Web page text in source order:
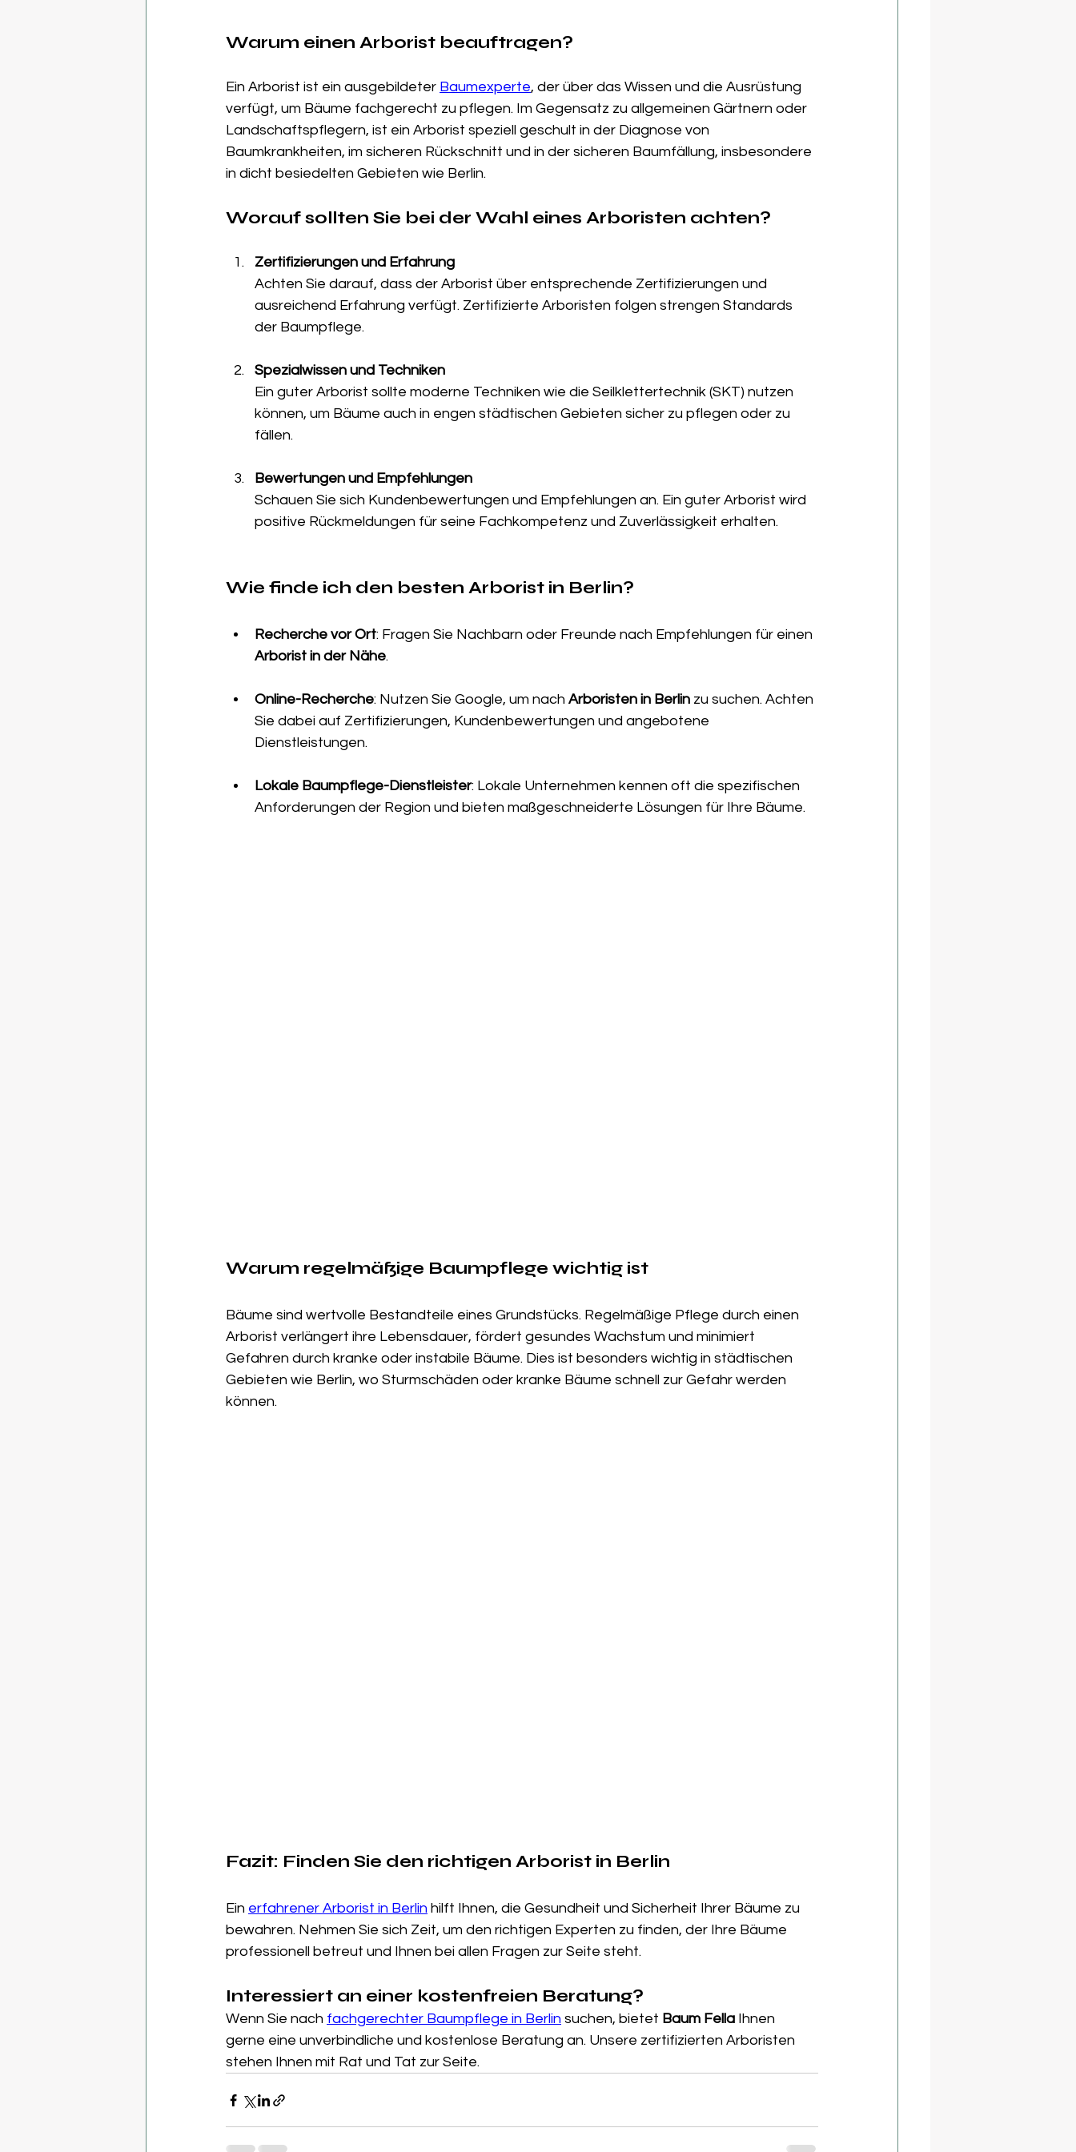
Warum einen Arborist beauftragen?
Ein Arborist ist ein ausgebildeter Baumexperte, der über das Wissen und die Ausrüstung
verfügt, um Bäume fachgerecht zu pflegen. Im Gegensatz zu allgemeinen Gärtnern oder
Landschaftspflegern, ist ein Arborist speziell geschult in der Diagnose von
Baumkrankheiten, im sicheren Rückschnitt und in der sicheren Baumfällung, insbesondere
in dicht besiedelten Gebieten wie Berlin.
Worauf sollten Sie bei der Wahl eines Arboristen achten?
Zertifizierungen und Erfahrung
Achten Sie darauf, dass der Arborist über entsprechende Zertifizierungen und
ausreichend Erfahrung verfügt. Zertifizierte Arboristen folgen strengen Standards
der Baumpflege.
Spezialwissen und Techniken
Ein guter Arborist sollte moderne Techniken wie die Seilklettertechnik (SKT) nutzen
können, um Bäume auch in engen städtischen Gebieten sicher zu pflegen oder zu
fällen.
Bewertungen und Empfehlungen
Schauen Sie sich Kundenbewertungen und Empfehlungen an. Ein guter Arborist wird
positive Rückmeldungen für seine Fachkompetenz und Zuverlässigkeit erhalten.
Wie finde ich den besten Arborist in Berlin?
Recherche vor Ort: Fragen Sie Nachbarn oder Freunde nach Empfehlungen für einen
Arborist in der Nähe.
Online-Recherche: Nutzen Sie Google, um nach Arboristen in Berlin zu suchen. Achten
Sie dabei auf Zertifizierungen, Kundenbewertungen und angebotene
Dienstleistungen.
Lokale Baumpflege-Dienstleister: Lokale Unternehmen kennen oft die spezifischen
Anforderungen der Region und bieten maßgeschneiderte Lösungen für Ihre Bäume.
Warum regelmäßige Baumpflege wichtig ist
Bäume sind wertvolle Bestandteile eines Grundstücks. Regelmäßige Pflege durch einen
Arborist verlängert ihre Lebensdauer, fördert gesundes Wachstum und minimiert
Gefahren durch kranke oder instabile Bäume. Dies ist besonders wichtig in städtischen
Gebieten wie Berlin, wo Sturmschäden oder kranke Bäume schnell zur Gefahr werden
können.
Fazit: Finden Sie den richtigen Arborist in Berlin
Ein erfahrener Arborist in Berlin hilft Ihnen, die Gesundheit und Sicherheit Ihrer Bäume zu
bewahren. Nehmen Sie sich Zeit, um den richtigen Experten zu finden, der Ihre Bäume
professionell betreut und Ihnen bei allen Fragen zur Seite steht.
Interessiert an einer kostenfreien Beratung?
Wenn Sie nach fachgerechter Baumpflege in Berlin suchen, bietet Baum Fella Ihnen
gerne eine unverbindliche und kostenlose Beratung an. Unsere zertifizierten Arboristen
stehen Ihnen mit Rat und Tat zur Seite.